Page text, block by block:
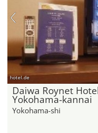
hotel.de
Daiwa Roynet
Yokohama-kannai
Yokohama-shi